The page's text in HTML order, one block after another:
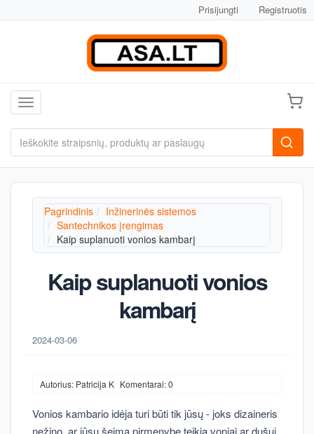
Prisijungti Registruotis
Toggle navigation
Pagrindinis
Inžinerinės sistemos
Santechnikos įrengimas
Kaip suplanuoti vonios kambarį
Kaip suplanuoti vonios
kambarį
2024-03-06
Autorius: Patricija K Komentarai: 0
Vonios kambario idėja turi būti tik jūsų - joks dizaineris
nežino, ar jūsų šeima pirmenybę teikia voniai ar dušui,